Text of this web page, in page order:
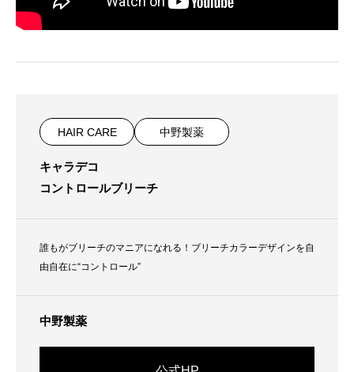
HAIR CARE 中野製薬
キャラデコ
コントロールブリーチ
誰もがブリーチのマニアになれる！ブリーチカラーデザインを自
由自在に“コントロール”
中野製薬